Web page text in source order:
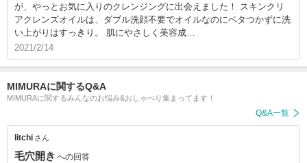
が、やっとお気に入りのクレンジングに出会えました！ スキンクリ
アクレンズオイルは、ダブル洗顔不要でオイルなのにベタつかずに洗
い上がりはすっきり。 肌にやさしく美容成…
2021/2/14
MIMURAに関するQ&A
MIMURAに関するみんなのお悩み&おしゃべり集まってます！
Q&A一覧
litchi さん
毛穴開き への回答